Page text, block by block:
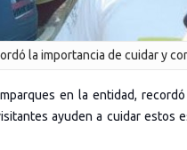
la importancia de cuidar y
en la entidad,
ayuden a cuidar estos